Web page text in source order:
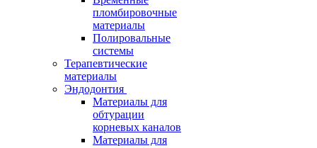
пломбировочные
материалы
Полировальные
системы
Терапевтические
материалы
Эндодонтия
Материалы для
обтурации
корневых каналов
Материалы для